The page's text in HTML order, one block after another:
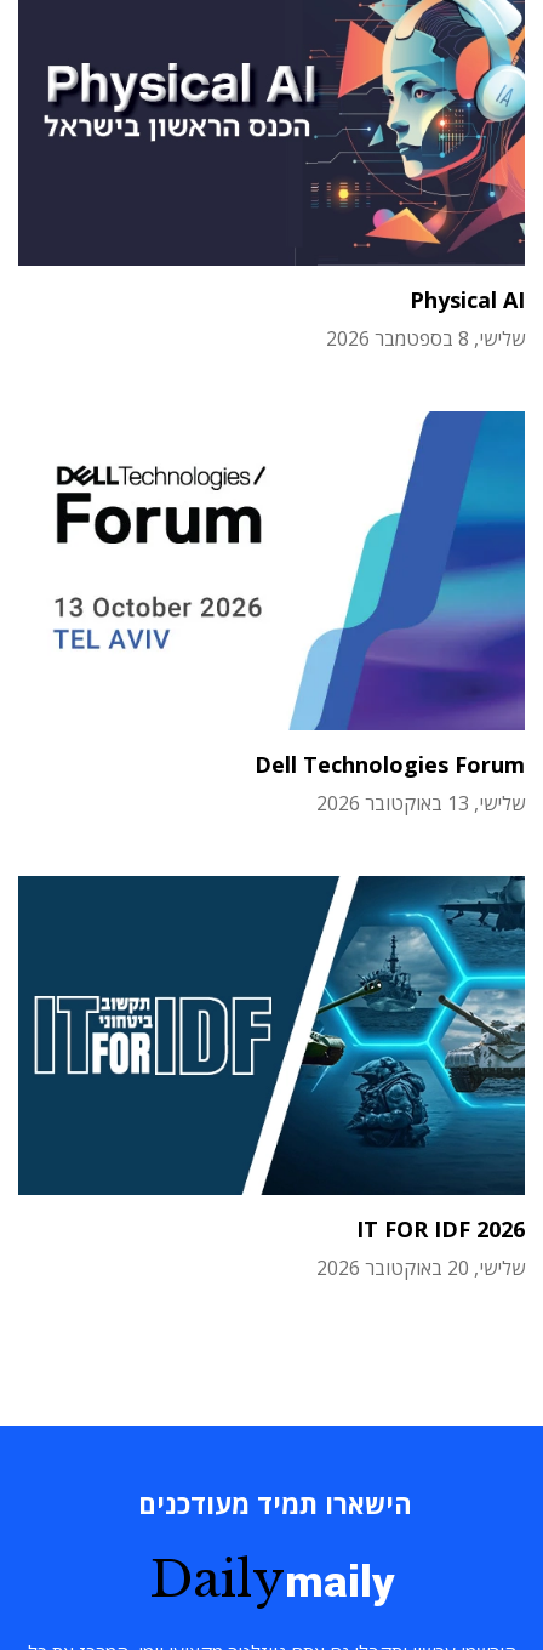
Physical AI
שלישי, 8 בספטמבר 2026
Dell Technologies Forum
שלישי, 13 באוקטובר 2026
IT FOR IDF 2026
שלישי, 20 באוקטובר 2026
הישארו תמיד מעודכנים
Dailymaily